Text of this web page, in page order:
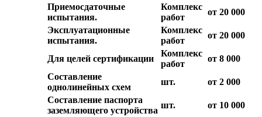
Приемосдаточные
испытания.
Комплекс
работ
от 20 000
Эксплуатационные
испытания.
Комплекс
работ
от 20 000
Для целей сертификации
Комплекс
работ
от 8 000
Составление
однолинейных схем
шт.
от 2 000
Составление паспорта
заземляющего устройства
шт. от 10 000